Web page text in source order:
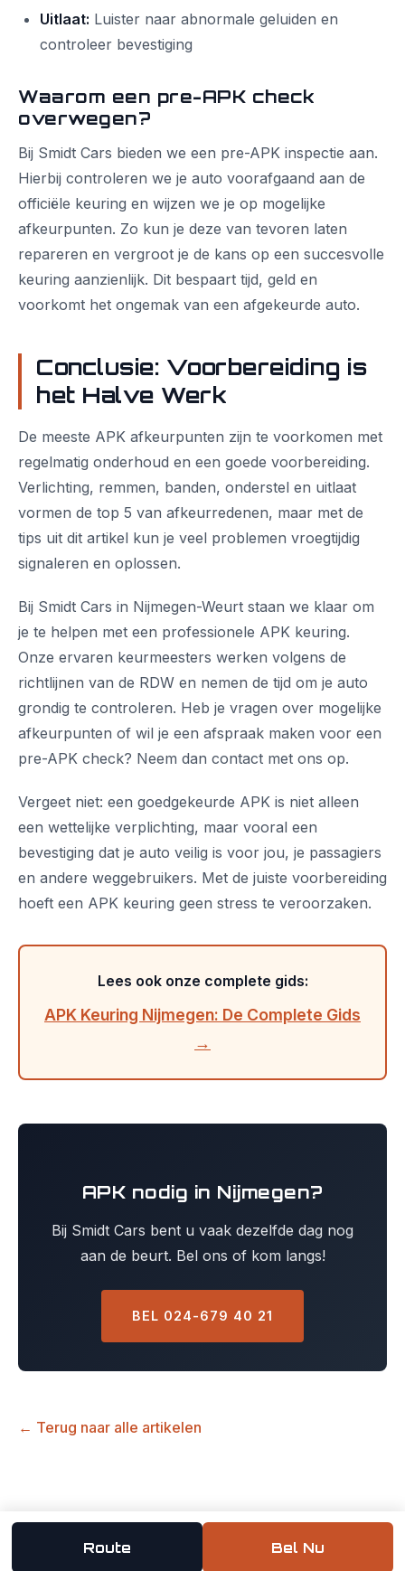
Uitlaat: Luister naar abnormale geluiden en
controleer bevestiging
Waarom een pre-APK check
overwegen?
Bij Smidt Cars bieden we een pre-APK inspectie aan.
Hierbij controleren we je auto voorafgaand aan de
officiële keuring en wijzen we je op mogelijke
afkeurpunten. Zo kun je deze van tevoren laten
repareren en vergroot je de kans op een succesvolle
keuring aanzienlijk. Dit bespaart tijd, geld en
voorkomt het ongemak van een afgekeurde auto.
Conclusie: Voorbereiding is
het Halve Werk
De meeste APK afkeurpunten zijn te voorkomen met
regelmatig onderhoud en een goede voorbereiding.
Verlichting, remmen, banden, onderstel en uitlaat
vormen de top 5 van afkeurredenen, maar met de
tips uit dit artikel kun je veel problemen vroegtijdig
signaleren en oplossen.
Bij Smidt Cars in Nijmegen-Weurt staan we klaar om
je te helpen met een professionele APK keuring.
Onze ervaren keurmeesters werken volgens de
richtlijnen van de RDW en nemen de tijd om je auto
grondig te controleren. Heb je vragen over mogelijke
afkeurpunten of wil je een afspraak maken voor een
pre-APK check? Neem dan contact met ons op.
Vergeet niet: een goedgekeurde APK is niet alleen
een wettelijke verplichting, maar vooral een
bevestiging dat je auto veilig is voor jou, je passagiers
en andere weggebruikers. Met de juiste voorbereiding
hoeft een APK keuring geen stress te veroorzaken.
Lees ook onze complete gids:
APK Keuring Nijmegen: De Complete Gids
→
APK nodig in Nijmegen?
Bij Smidt Cars bent u vaak dezelfde dag nog
aan de beurt. Bel ons of kom langs!
BEL 024-679 40 21
← Terug naar alle artikelen
Route Bel Nu